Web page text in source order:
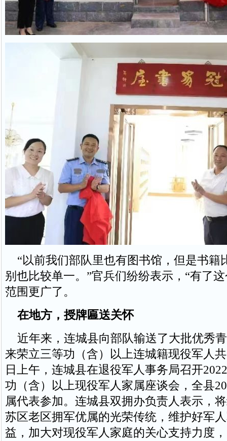
“以前我们部队里也有图书馆，但是书籍
别也比较单一。”官兵们纷纷表示，“有了
范围更广了。
在地方，授牌匾送关怀
近年来，连城县向部队输送了大批优秀
来荣立三等功（含）以上连城籍现役军人
日上午，连城县在退役军人事务局召开
功（含）以上现役军人家属座谈会，全县
属代表参加。连城县双拥办负责人表示，
苏区老区拥军优属的光荣传统，维护好军
益，加大对现役军人家庭的关心支持力度